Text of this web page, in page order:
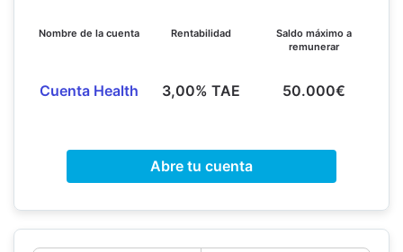
Nombre de la cuenta
Cuenta Health
Rentabilidad
3,00% TAE
Saldo máximo a
remunerar
50.000€
Abre tu cuenta